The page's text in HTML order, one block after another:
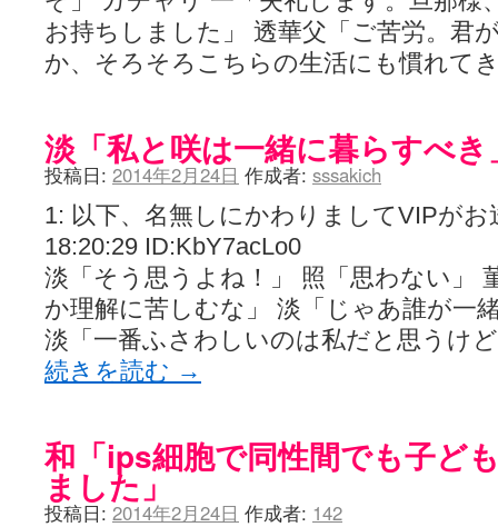
お持ちしました」 透華父「ご苦労。君
か、そろそろこちらの生活にも慣れて
淡「私と咲は一緒に暮らすべき
投稿日: 2014年2月24日 作成者: sssakich
1: 以下、名無しにかわりましてVIPがお
18:20:29 ID:KbY7acLo0
淡「そう思うよね！」 照「思わない」
か理解に苦しむな」 淡「じゃあ誰が一
淡「一番ふさわしいのは私だと思うけ
続きを読む →
和「ips細胞で同性間でも子ど
ました」
投稿日: 2014年2月24日 作成者: 142